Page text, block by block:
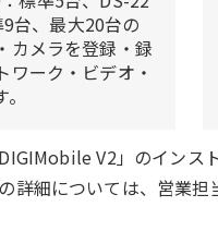
台、最大20台の
カメラを登録・録
ワーク・ビデオ・
V2」のインス
詳細については、営業担